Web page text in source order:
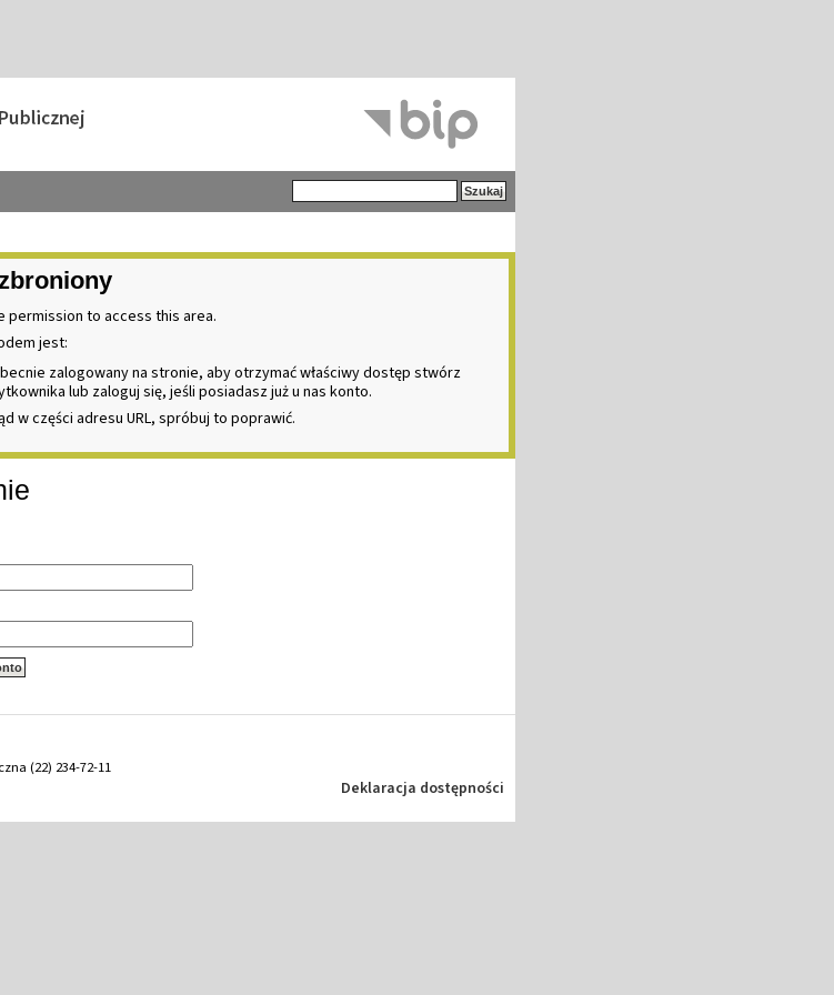
permission to access this area.
jest:
zalogowany na stronie, aby otrzymać właściwy dostęp stwórz
lub zaloguj się, jeśli posiadasz już u nas konto.
w części adresu URL, spróbuj to poprawić.
(22) 234-72-11
Deklaracja dostępności